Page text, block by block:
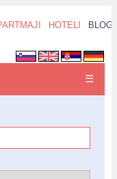
HOTELI BLOG
☰